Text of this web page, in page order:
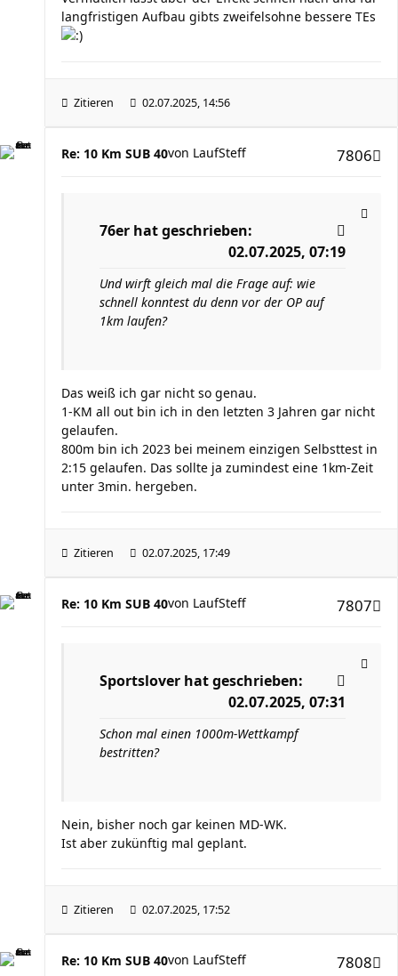
langfristigen Aufbau gibts zweifelsohne bessere TEs
Zitieren 02.07.2025, 14:56
Re: 10 Km SUB 40 7806
von LaufSteff
76er hat geschrieben:
02.07.2025, 07:19
Und wirft gleich mal die Frage auf: wie
schnell konntest du denn vor der OP auf
1km laufen?
Das weiß ich gar nicht so genau.
1-KM all out bin ich in den letzten 3 Jahren gar nicht
gelaufen.
800m bin ich 2023 bei meinem einzigen Selbsttest in
2:15 gelaufen. Das sollte ja zumindest eine 1km-Zeit
unter 3min. hergeben.
Zitieren 02.07.2025, 17:49
Re: 10 Km SUB 40 7807
von LaufSteff
Sportslover hat geschrieben:
02.07.2025, 07:31
Schon mal einen 1000m-Wettkampf
bestritten?
Nein, bisher noch gar keinen MD-WK.
Ist aber zukünftig mal geplant.
Zitieren 02.07.2025, 17:52
Re: 10 Km SUB 40 7808
von LaufSteff